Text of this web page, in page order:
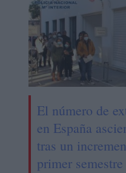
El número de
en España
tras un
primer semestre